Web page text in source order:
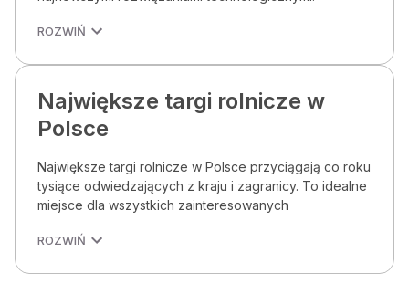
ROZWIŃ
Największe targi rolnicze w
Polsce
Największe targi rolnicze w Polsce przyciągają co roku
tysiące odwiedzających z kraju i zagranicy. To idealne
miejsce dla wszystkich zainteresowanych
ROZWIŃ